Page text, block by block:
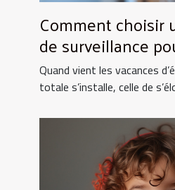
Comment choisir
de surveillance
Quand vient les vacances
totale s’installe, celle de